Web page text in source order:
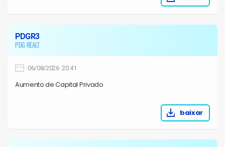
PDGR3
PDG REALT
06/08/2026 20:41
Aumento de Capital Privado
baixar